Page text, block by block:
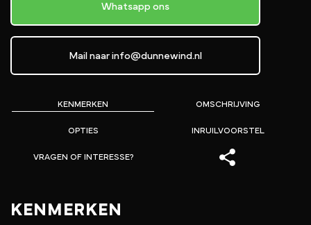
KENMERKEN OMSCHRIJVING
OPTIES INRUILVOORSTEL
VRAGEN OF INTERESSE?
KENMERKEN
Whatsapp ons
Mail naar info@dunnewind.nl